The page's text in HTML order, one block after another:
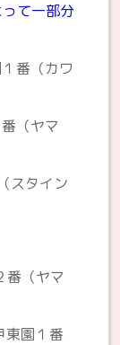
て一部分
番（カワ
（ヤマ
スタイン
番（ヤマ
東園１番